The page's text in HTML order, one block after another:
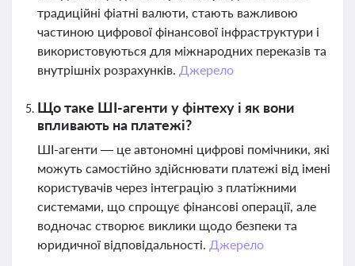
традиційні фіатні валюти, стають важливою
частиною цифрової фінансової інфраструктури і
використовуються для міжнародних переказів та
внутрішніх розрахунків. Джерело
Що таке ШІ-агенти у фінтеху і як вони
впливають на платежі?
ШІ-агенти — це автономні цифрові помічники, які
можуть самостійно здійснювати платежі від імені
користувачів через інтеграцію з платіжними
системами, що спрощує фінансові операції, але
водночас створює виклики щодо безпеки та
юридичної відповідальності. Джерело